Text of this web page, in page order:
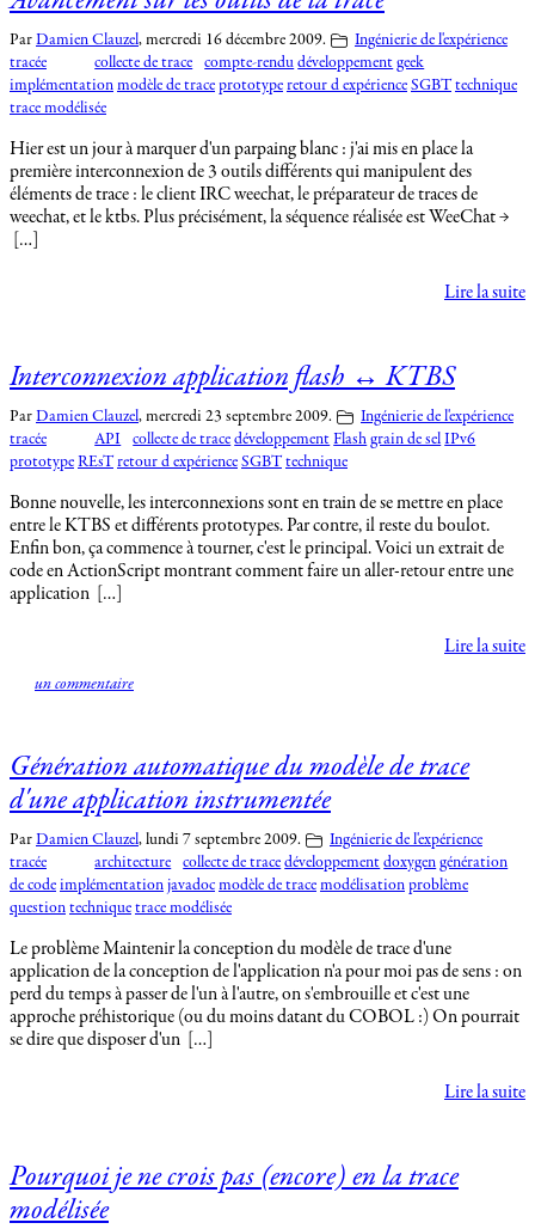
Par Damien Clauzel, mercredi 16 décembre 2009.
Ingénierie de l'expérience
tracée
collecte de trace compte-rendu développement geek
implémentation modèle de trace prototype retour d expérience SGBT technique
trace modélisée
Hier est un jour à marquer d'un parpaing blanc : j'ai mis en place la
première interconnexion de 3 outils différents qui manipulent des
éléments de trace : le client IRC weechat, le préparateur de traces de
weechat, et le ktbs. Plus précisément, la séquence réalisée est WeeChat →
[…]
Lire la suite
Interconnexion application flash ↔ KTBS
Par Damien Clauzel, mercredi 23 septembre 2009.
Ingénierie de l'expérience
tracée
API collecte de trace développement Flash grain de sel IPv6
prototype REsT retour d expérience SGBT technique
Bonne nouvelle, les interconnexions sont en train de se mettre en place
entre le KTBS et différents prototypes. Par contre, il reste du boulot.
Enfin bon, ça commence à tourner, c'est le principal. Voici un extrait de
code en ActionScript montrant comment faire un aller-retour entre une
application […]
Lire la suite
un commentaire
Génération automatique du modèle de trace
d'une application instrumentée
Par Damien Clauzel, lundi 7 septembre 2009.
Ingénierie de l'expérience
tracée
architecture collecte de trace développement doxygen génération
de code implémentation javadoc modèle de trace modélisation problème
question technique trace modélisée
Le problème Maintenir la conception du modèle de trace d'une
application de la conception de l'application n'a pour moi pas de sens : on
perd du temps à passer de l'un à l'autre, on s'embrouille et c'est une
approche préhistorique (ou du moins datant du COBOL :) On pourrait
se dire que disposer d'un […]
Lire la suite
Pourquoi je ne crois pas (encore) en la trace
modélisée